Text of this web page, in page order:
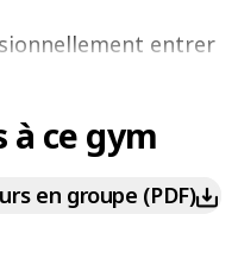
entrer
une membre
veillerons toujours
et accueillant
à ce gym
en groupe (PDF)